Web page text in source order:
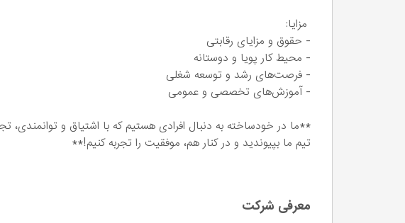
مزایا:
- حقوق و مزایای رقابتی
- محیط کار پویا و دوستانه
- فرصت‌های رشد و توسعه شغلی
- آموزش‌های تخصصی و عمومی
**ما در خودساخته به دنبال افرادی هستیم که با اشتیاق و توانمندی،
تیم ما بپیوندید و در کنار هم، موفقیت را تجربه کنیم!**
معرفی شرکت